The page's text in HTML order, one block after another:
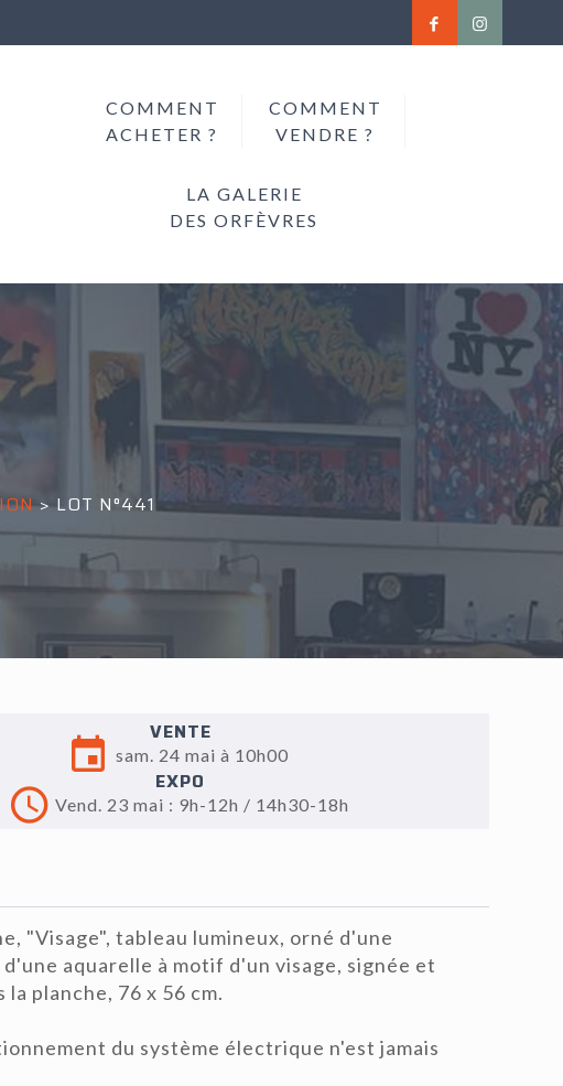
COMMENT
ACHETER ?
COMMENT
VENDRE ?
LA GALERIE
DES ORFÈVRES
>LOT N°441
VENTE
sam. 24 mai à 10h00
EXPO
Vend. 23 mai : 9h-12h / 14h30-18h
"Visage", tableau lumineux, orné d'une
aquarelle à motif d'un visage, signée et
la planche, 76 x 56 cm.
du système électrique n'est jamais